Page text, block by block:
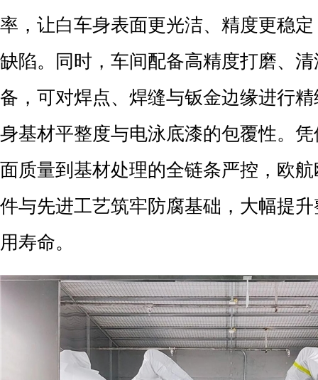
率，让白车身表面更光洁、精度更稳
缺陷。同时，车间配备高精度打磨、
备，可对焊点、焊缝与钣金边缘进行
身基材平整度与电泳底漆的包覆性。
面质量到基材处理的全链条严控，欧
件与先进工艺筑牢防腐基础，大幅提
用寿命。